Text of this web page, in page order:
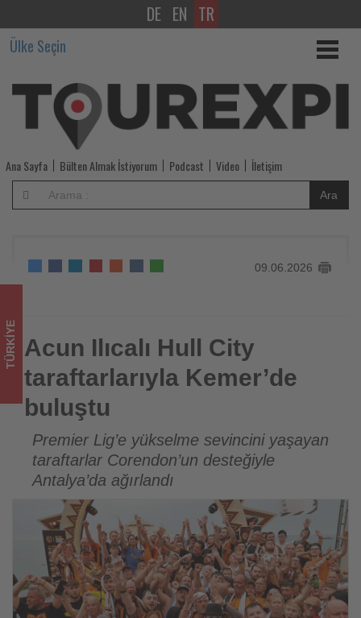
Acun
Ilıcalı
Hull
City
taraftarlarıyla
Kemer’de
buluştu
Tourexpi,
sizler
için
turizmde
olup
bitenleri
takip
ediyor!
DE EN TR
Ülke Seçin
Ana Sayfa Bülten Almak İstiyorum Podcast Video İletişim
Ara
09.06.2026
Acun Ilıcalı Hull City taraftarlarıyla Kemer’de buluştu
TÜRKIYE Acun Ilıcalı Hull City
taraftarlarıyla Kemer’de
buluştu
Premier Lig’e yükselme sevincini yaşayan
taraftarlar Corendon’un desteğiyle
Antalya’da ağırlandı